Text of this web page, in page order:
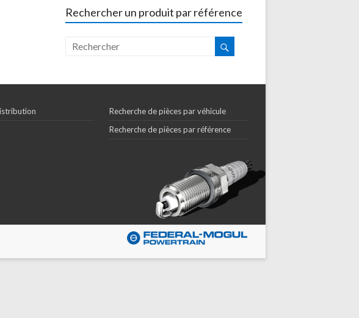
Rechercher un produit par référence
Recherche de pièces par véhicule
Recherche de pièces par référence